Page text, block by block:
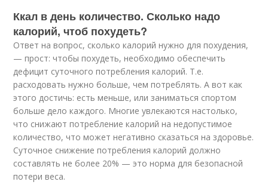
Ккал в день количество. Сколько надо
калорий, чтоб похудеть?
Ответ на вопрос, сколько калорий нужно для похудения,
— прост: чтобы похудеть, необходимо обеспечить
дефицит суточного потребления калорий. Т.е.
расходовать нужно больше, чем потреблять. А вот как
этого достичь: есть меньше, или заниматься спортом
больше дело каждого. Многие увлекаются настолько,
что снижают потребление калорий на недопустимое
количество, что может негативно сказаться на здоровье.
Суточное снижение потребления калорий должно
составлять не более 20% — это норма для безопасной
потери веса.